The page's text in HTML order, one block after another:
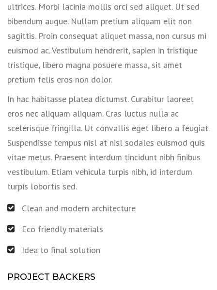
ultrices. Morbi lacinia mollis orci sed aliquet. Ut sed
bibendum augue. Nullam pretium aliquam elit non
sagittis. Proin consequat aliquet massa, non cursus mi
euismod ac. Vestibulum hendrerit, sapien in tristique
tristique, libero magna posuere massa, sit amet
pretium felis eros non dolor.
In hac habitasse platea dictumst. Curabitur laoreet
eros nec aliquam aliquam. Cras luctus nulla ac
scelerisque fringilla. Ut convallis eget libero a feugiat.
Suspendisse tempus nisl at nisl sodales euismod quis
vitae metus. Praesent interdum tincidunt nibh finibus
vestibulum. Etiam vehicula turpis nibh, id interdum
turpis lobortis sed.
Clean and modern architecture
Eco friendly materials
Idea to final solution
PROJECT BACKERS